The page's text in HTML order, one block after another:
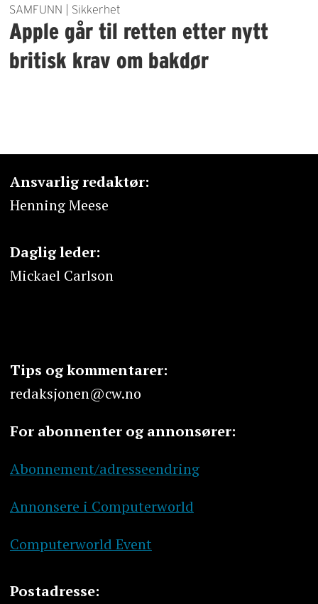
SAMFUNN | Sikkerhet
Apple går til retten etter nytt
britisk krav om bakdør
Ansvarlig redaktør:
Henning Meese
Daglig leder:
Mickael Carlson
Tips og kommentarer:
redaksjonen@cw.no
For abonnenter og annonsører:
Abonnement/adresseendring
Annonsere i Computerworld
Computerworld Event
Postadresse: